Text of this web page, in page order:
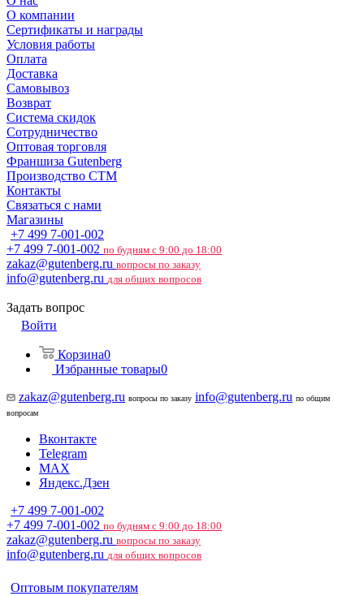
О компании
Сертификаты и награды
Условия работы
Оплата
Доставка
Самовывоз
Возврат
Система скидок
Сотрудничество
Оптовая торговля
Франшиза Gutenberg
Производство СТМ
Контакты
Связаться с нами
Магазины
+7 499 7-001-002
+7 499 7-001-002 по будням с 9:00 до 18:00
zakaz@gutenberg.ru вопросы по заказу
info@gutenberg.ru для общих вопросов
Задать вопрос
Войти
Корзина0
Избранные товары0
zakaz@gutenberg.ru вопросы по заказу info@gutenberg.ru по общим
вопросам
Вконтакте
Telegram
MAX
Яндекс.Дзен
+7 499 7-001-002
+7 499 7-001-002 по будням с 9:00 до 18:00
zakaz@gutenberg.ru вопросы по заказу
info@gutenberg.ru для общих вопросов
Оптовым покупателям